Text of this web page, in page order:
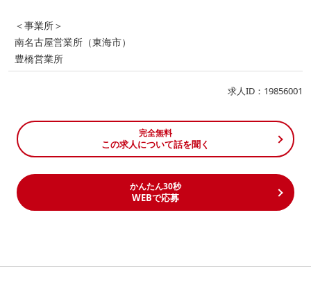
＜事業所＞
南名古屋営業所（東海市）
豊橋営業所
求人ID：19856001
完全無料
この求人について話を聞く
かんたん30秒
WEBで応募